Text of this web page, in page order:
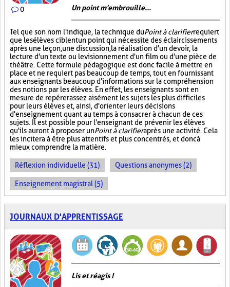
0 Un point m'embrouille...
Tel que son nom l'indique, la technique duPoint à clarifierrequiert
que les élèves ciblent un point qui nécessite des éclaircissements
après une leçon, une discussion, la réalisation d'un devoir, la
lecture d'un texte ou le visionnement d'un film ou d'une pièce de
théâtre. Cette formule pédagogique est donc facile à mettre en
place et ne requiert pas beaucoup de temps, tout en fournissant
aux enseignants beaucoup d'informations sur la compréhension
des notions par les élèves. En effet, les enseignants sont en
mesure de repérer assez aisément les sujets les plus difficiles
pour leurs élèves et, ainsi, d'orienter leurs décisions
d'enseignement quant au temps à consacrer à chacun de ces
sujets. Il est possible pour l'enseignant de prévenir les élèves
qu'ils auront à proposer unPoint à clarifieraprès une activité. Cela
les incitera à être plus attentifs et plus concentrés, et donc à
mieux comprendre la matière.
Réflexion individuelle (31) Questions anonymes (2)
Enseignement magistral (5)
JOURNAUX D'APPRENTISSAGE
Lis et réagis !